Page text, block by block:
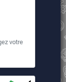
votre